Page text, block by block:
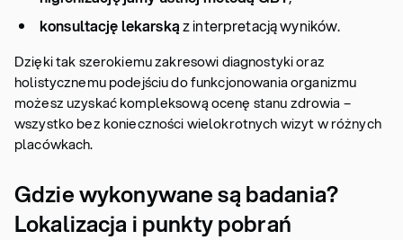
konsultację lekarskąz interpretacją wyników.
Dzięki tak szerokiemu zakresowi diagnostyki oraz
holistycznemu podejściu do funkcjonowania organizmu
możesz uzyskać kompleksową ocenę stanu zdrowia –
wszystko bez konieczności wielokrotnych wizyt w różnych
placówkach.
Gdzie wykonywane są badania?
Lokalizacja i punkty pobrań